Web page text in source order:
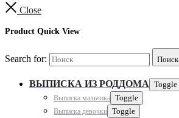
Close
Product Quick View
Search for: Поиск
ВЫПИСКА ИЗ РОДДОМА Toggle
Выписка мальчика Toggle
Выписка девочки Toggle